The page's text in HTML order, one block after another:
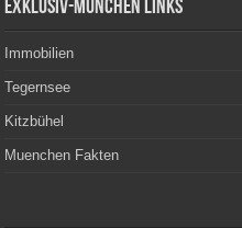
Exklusiv-München Links
Immobilien
Tegernsee
Kitzbühel
Muenchen Fakten